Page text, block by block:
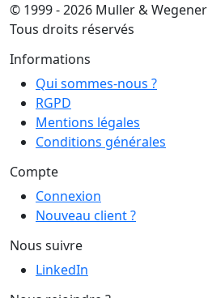
© 1999 - 2026 Muller & Wegener
Tous droits réservés
Informations
Qui sommes-nous ?
RGPD
Mentions légales
Conditions générales
Compte
Connexion
Nouveau client ?
Nous suivre
LinkedIn